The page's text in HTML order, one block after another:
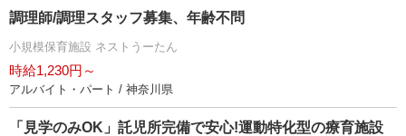
調理師/調理スタッフ募集、年齢不問
小規模保育施設 ネストうーたん
時給1,230円～
アルバイト・パート / 神奈川県
「見学のみOK」託児所完備で安心!運動特化型の療育施設